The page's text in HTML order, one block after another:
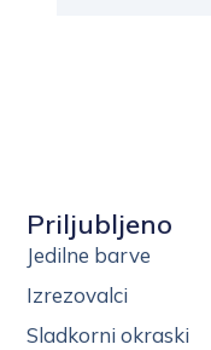
Priljubljeno
Jedilne barve
Izrezovalci
Sladkorni okraski